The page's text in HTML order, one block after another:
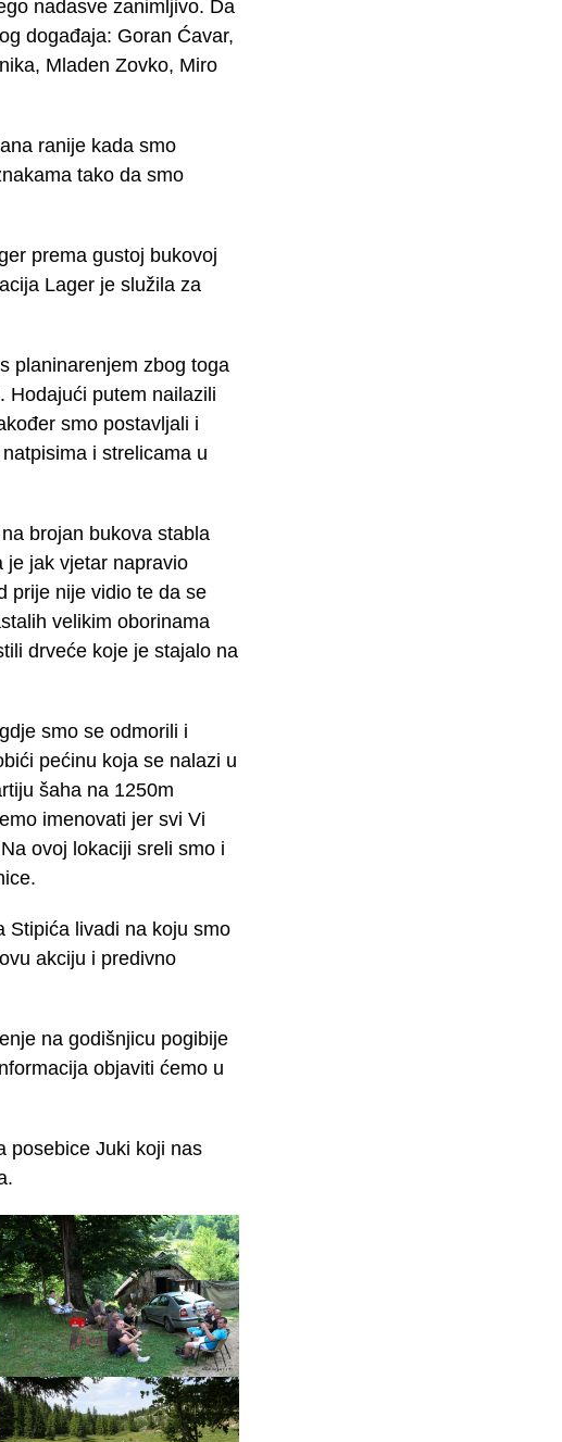
nadasve zanimljivo. Da
događaja: Goran Ćavar,
Mladen Zovko, Miro
ranije kada smo
tako da smo
prema gustoj bukovoj
Lager je služila za
planinarenjem zbog toga
Hodajući putem nailazili
smo postavljali i
i strelicama u
brojan bukova stabla
je jak vjetar napravio
prije nije vidio te da se
velikim oborinama
drveće koje je stajalo na
smo se odmorili i
pećinu koja se nalazi u
šaha na 1250m
imenovati jer svi Vi
ovoj lokaciji sreli smo i
Stipića livadi na koju smo
akciju i predivno
na godišnjicu pogibije
objaviti ćemo u
posebice Juki koji nas